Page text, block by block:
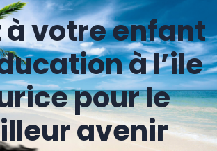
à votre enfant
à l’ile
pour le
avenir